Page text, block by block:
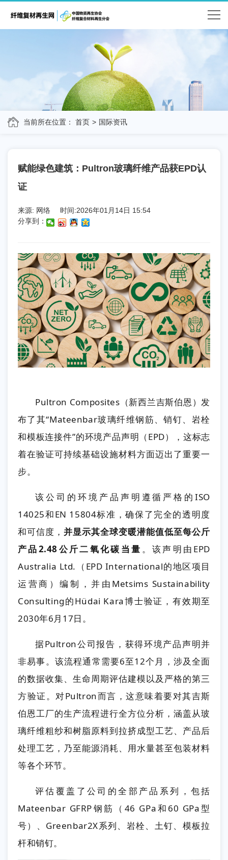
当前所在位置： 首页 国际资讯
赋能绿色建筑：Pultron玻璃纤维产品获EPD认
证
来源: 网络
时间:2026年01月14日 15:54
分享到：
Pultron Composites（新西兰吉斯伯恩）发
布了其“Mateenbar玻璃纤维钢筋、销钉、岩栓
和模板连接件”的环境产品声明（EPD），这标志
着在验证可持续基础设施材料方面迈出了重要一
步。
该公司的环境产品声明遵循严格的ISO
14025和EN 15804标准，确保了完全的透明度
和可信度，并显示其全球变暖潜能值低至每公斤
产品2.48公斤二氧化碳当量 。该声明由EPD
Australia Ltd.（EPD International的地区项目
运营商）编制，并由Metsims Sustainability
Consulting的Hüdai Kara博士验证，有效期至
2030年6月17日。
据Pultron公司报告，获得环境产品声明并
非易事。该流程通常需要6至12个月，涉及全面
的数据收集、生命周期评估建模以及严格的第三
方验证。对Pultron而言，这意味着要对其吉斯
伯恩工厂的生产流程进行全方位分析，涵盖从玻
璃纤维粗纱和树脂原料到拉挤成型工艺、产品后
处理工艺，乃至能源消耗、用水量甚至包装材料
等各个环节。
评估覆盖了公司的全部产品系列，包括
Mateenbar GFRP钢筋（46 GPa和60 GPa型
号）、Greenbar2X系列、岩栓、土钉、模板拉
杆和销钉。